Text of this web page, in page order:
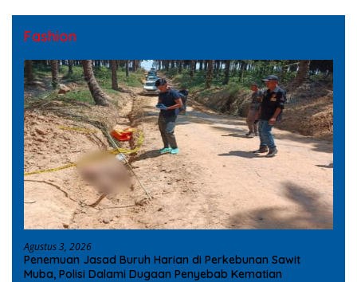
Fashion
Agustus 3, 2026
Penemuan Jasad Buruh Harian di Perkebunan Sawit
Muba, Polisi Dalami Dugaan Penyebab Kematian